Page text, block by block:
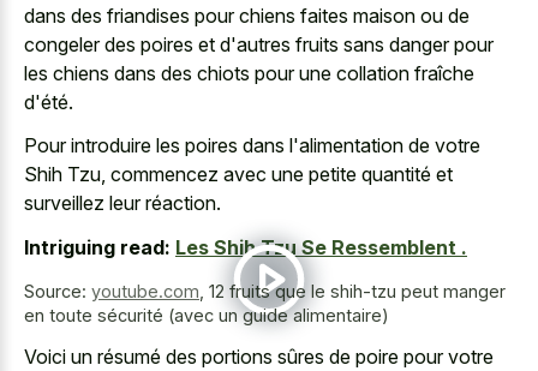
dans des friandises pour chiens faites maison ou de
congeler des poires et d'autres fruits sans danger pour
les chiens dans des chiots pour une collation fraîche
d'été.
Pour introduire les poires dans l'alimentation de votre
Shih Tzu, commencez avec une petite quantité et
surveillez leur réaction.
Intriguing read: Les Shih Tzu Se Ressemblent .
Source: youtube.com 12 fruits que le shih-tzu peut manger
en toute sécurité (avec un guide alimentaire)
Voici un résumé des portions sûres de poire pour votre